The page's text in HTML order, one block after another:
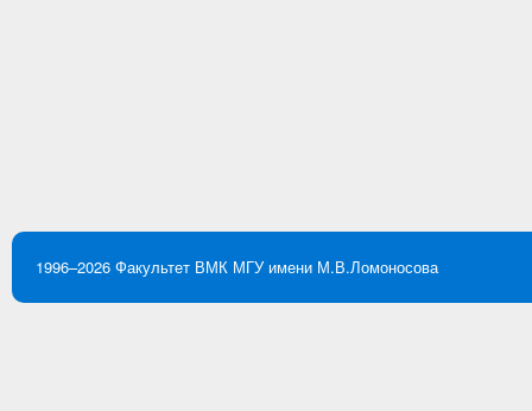
1996–2026 Факультет ВМК МГУ имени М.В.Ломоносова